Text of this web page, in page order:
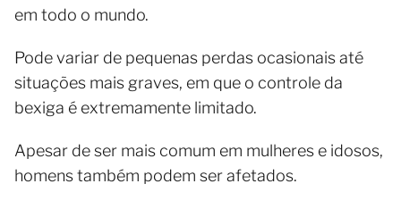
em todo o mundo.
Pode variar de pequenas perdas ocasionais até
situações mais graves, em que o controle da
bexiga é extremamente limitado.
Apesar de ser mais comum em mulheres e idosos,
homens também podem ser afetados.